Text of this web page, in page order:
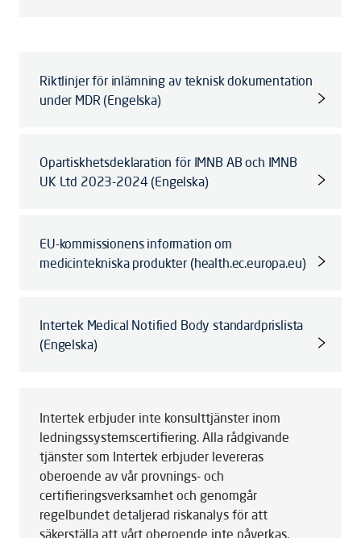
Riktlinjer för inlämning av teknisk dokumentation
under MDR (Engelska)
Opartiskhetsdeklaration för IMNB AB och IMNB
UK Ltd 2023-2024 (Engelska)
EU-kommissionens information om
medicintekniska produkter (health.ec.europa.eu)
Intertek Medical Notified Body standardprislista
(Engelska)
Intertek erbjuder inte konsulttjänster inom
ledningssystemscertifiering. Alla rådgivande
tjänster som Intertek erbjuder levereras
oberoende av vår provnings- och
certifieringsverksamhet och genomgår
regelbundet detaljerad riskanalys för att
säkerställa att vårt oberoende inte påverkas.